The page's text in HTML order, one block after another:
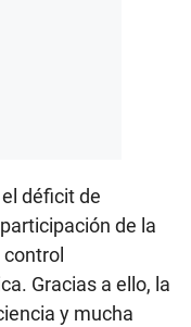
déficit de
de la
Gracias a ello, la
y mucha